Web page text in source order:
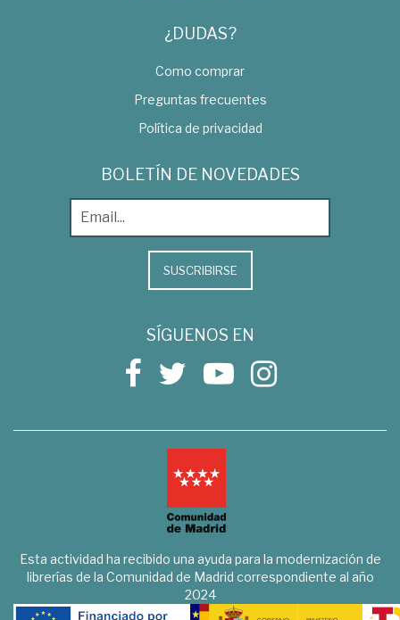
¿DUDAS?
Como comprar
Preguntas frecuentes
Política de privacidad
BOLETÍN DE NOVEDADES
SUSCRIBIRSE
SÍGUENOS EN
Esta actividad ha recibido una ayuda para la modernización de
librerías de la Comunidad de Madrid correspondiente al año
2024